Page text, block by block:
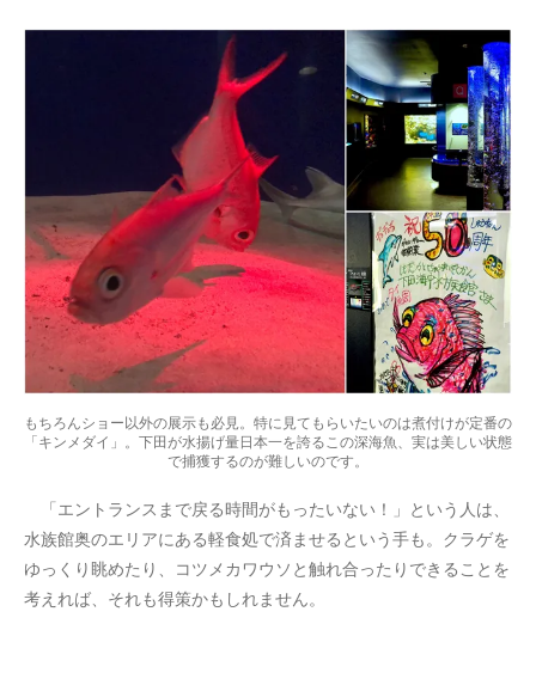
もちろんショー以外の展示も必見。特に見てもらいたいのは煮付けが定番の
「キンメダイ」。下田が水揚げ量日本一を誇るこの深海魚、実は美しい状態
で捕獲するのが難しいのです。
「エントランスまで戻る時間がもったいない！」という人は、
水族館奥のエリアにある軽食処で済ませるという手も。クラゲを
ゆっくり眺めたり、コツメカワウソと触れ合ったりできることを
考えれば、それも得策かもしれません。